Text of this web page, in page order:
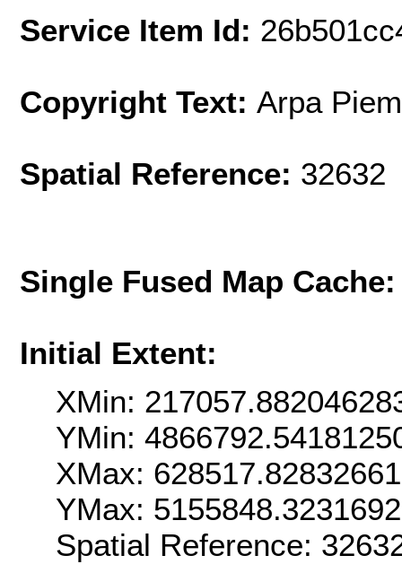
Service Item Id:
Copyright Text: Arpa
Spatial Reference: 32632
Single Fused Map
Initial Extent:
XMin:
YMin:
XMax:
YMax:
Spatial Reference: